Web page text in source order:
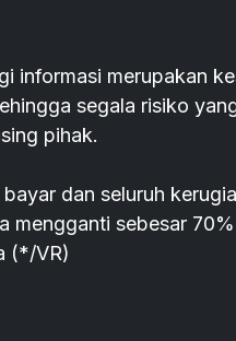
informasi merupakan
segala risiko
pihak.
dan seluruh
mengganti sebesar
(*/VR)